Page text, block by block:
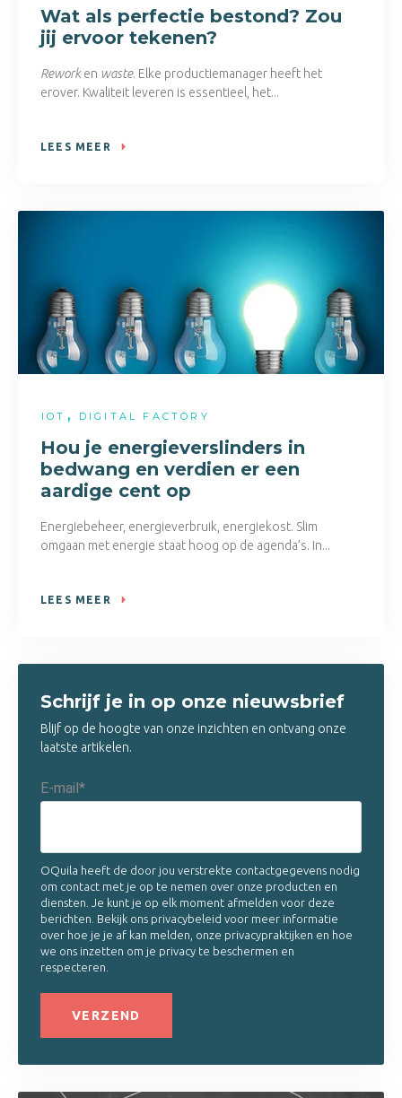
Wat als perfectie bestond? Zou
jij ervoor tekenen?
Reworken waste. Elke productiemanager heeft het
erover. Kwaliteit leveren is essentieel, het...
LEES MEER
IOT , DIGITAL FACTORY
Hou je energieverslinders in
bedwang en verdien er een
aardige cent op
Energiebeheer, energieverbruik, energiekost. Slim
omgaan met energie staat hoog op de agenda’s. In...
LEES MEER
Schrijf je in op onze nieuwsbrief
Blijf op de hoogte van onze inzichten en ontvang onze
laatste artikelen.
E-mail*
OQuila heeft de door jou verstrekte contactgegevens nodig
om contact met je op te nemen over onze producten en
diensten. Je kunt je op elk moment afmelden voor deze
berichten. Bekijk ons privacybeleid voor meer informatie
over hoe je je af kan melden, onze privacypraktijken en hoe
we ons inzetten om je privacy te beschermen en
respecteren.